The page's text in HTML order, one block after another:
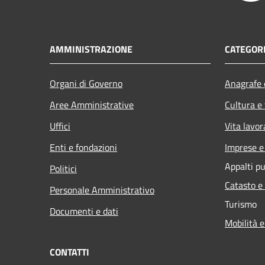
AMMINISTRAZIONE
Organi di Governo
Aree Amministrative
Uffici
Enti e fondazioni
Politici
Personale Amministrativo
Documenti e dati
Cultura
Vita
Imprese
Appalti
Catasto
Turismo
Mobilità
CONTATTI